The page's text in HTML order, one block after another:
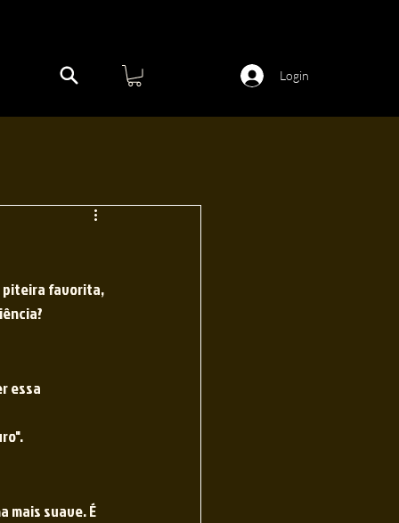
Login
piteira favorita,
essa
mais suave. É